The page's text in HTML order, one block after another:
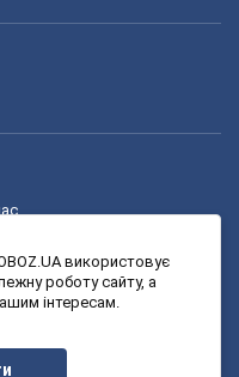
використовує
роботу сайту, а
інтересам.